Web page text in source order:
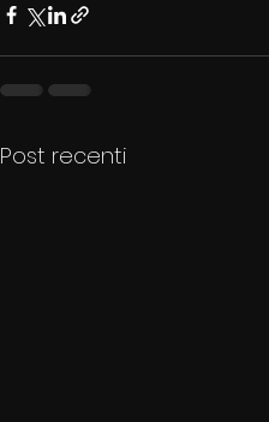
Post recenti